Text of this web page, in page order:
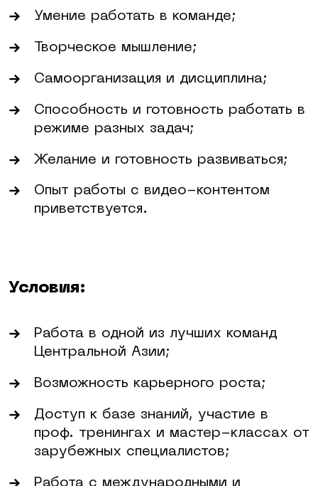
Умение работать в команде;
Творческое мышление;
Самоорганизация и дисциплина;
Способность и готовность работать в
режиме разных задач;
Желание и готовность развиваться;
Опыт работы с видео-контентом
приветствуется.
Условия:
Работа в одной из лучших команд
Центральной Азии;
Возможность карьерного роста;
Доступ к базе знаний, участие в
проф. тренингах и мастер-классах от
зарубежных специалистов;
Работа с международными и